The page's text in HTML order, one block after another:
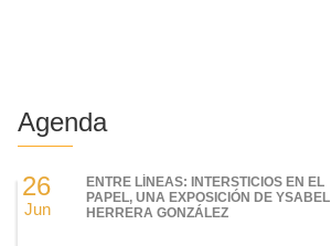
Agenda
26
Jun
ENTRE LÍNEAS: INTERSTICIOS EN EL
PAPEL, UNA EXPOSICIÓN DE YSABEL
HERRERA GONZÁLEZ